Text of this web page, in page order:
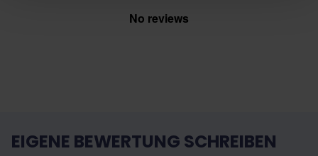
No reviews
EIGENE BEWERTUNG SCHREIBEN